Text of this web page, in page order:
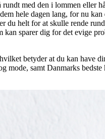
med den i lommen
hele dagen lang, for nu
du helt for at skulle rende
sparer dig for det evige
betyder at du kan
samt Danmarks